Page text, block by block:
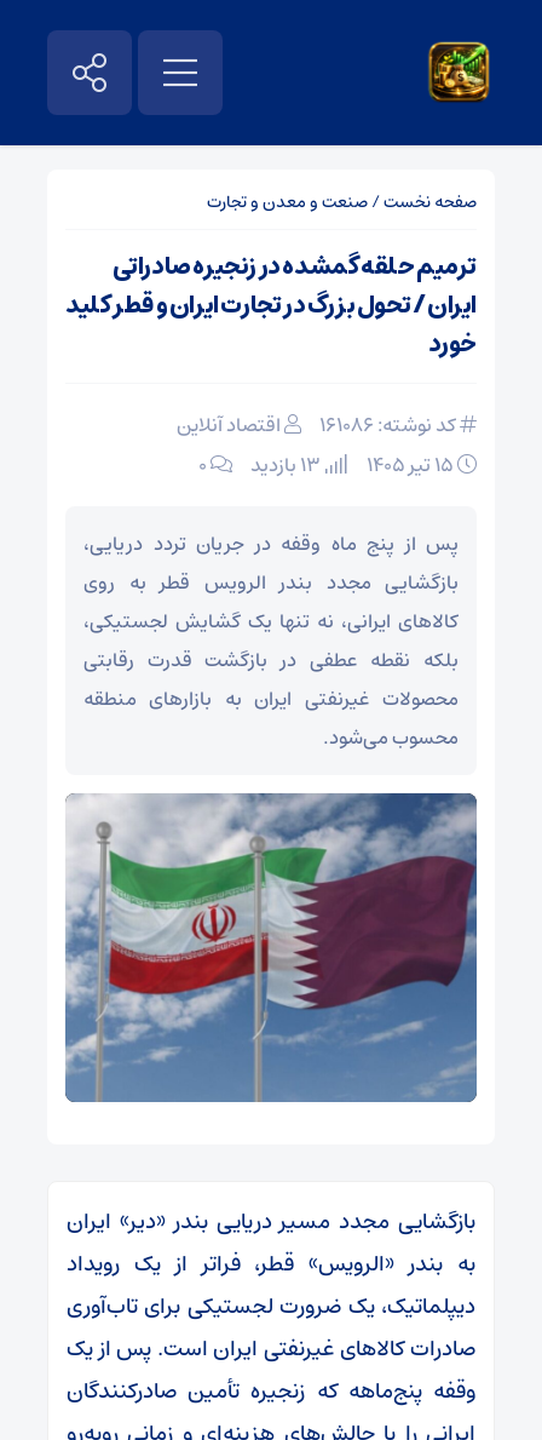
صفحه نخست/صنعت و معدن و تجارت
ترمیم حلقه گمشده در زنجیره صادراتی
ایران / تحول بزرگ در تجارت ایران و قطر کلید
خورد
کد نوشته: 161086
اقتصاد آنلاین
۰
پس از پنج ماه وقفه در جریان تردد دریایی،
بازگشایی مجدد بندر الرویس قطر به روی
کالاهای ایرانی، نه تنها یک گشایش لجستیکی،
بلکه نقطه عطفی در بازگشت قدرت رقابتی
محصولات غیرنفتی ایران به بازارهای منطقه
محسوب می‌شود.
بازگشایی مجدد مسیر دریایی بندر «دیر» ایران
به بندر «الرویس» قطر، فراتر از یک رویداد
دیپلماتیک، یک ضرورت لجستیکی برای تاب‌آوری
صادرات کالاهای غیرنفتی ایران است. پس از یک
وقفه پنج‌ماهه که زنجیره تأمین صادرکنندگان